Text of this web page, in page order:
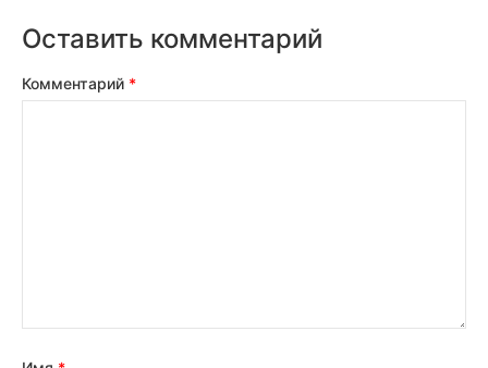
Оставить комментарий
Комментарий *